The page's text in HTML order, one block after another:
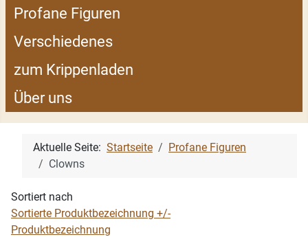
Profane Figuren
Verschiedenes
zum Krippenladen
Über uns
Aktuelle Seite: Startseite
Profane Figuren
Clowns
Sortiert nach
Sortierte Produktbezeichnung +/-
Produktbezeichnung